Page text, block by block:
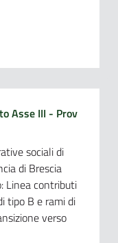
Asse III - Prov
sociali di
di Brescia
Linea contributi
tipo B e rami di
verso